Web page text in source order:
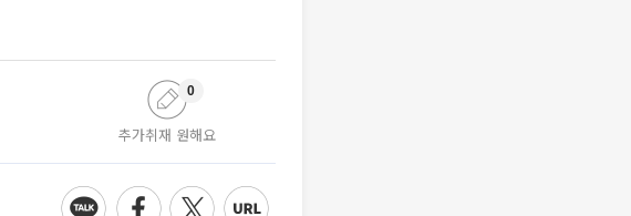
추가취재 원해요
0